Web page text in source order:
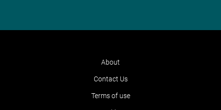
About
Contact Us
Terms of use